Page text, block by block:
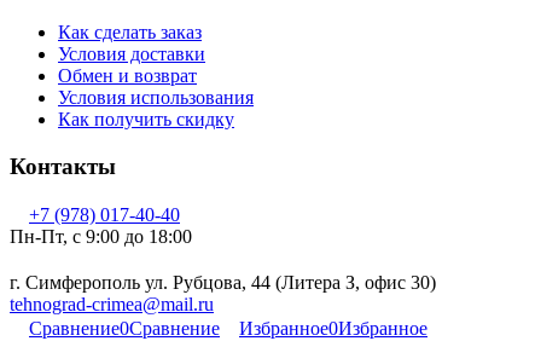
Как сделать заказ
Условия доставки
Обмен и возврат
Условия использования
Как получить скидку
Контакты
+7 (978) 017-40-40
Пн-Пт, c 9:00 до 18:00
г. Симферополь ул. Рубцова, 44 (Литера З, офис 30)
tehnograd-crimea@mail.ru
Сравнение0Сравнение Избранное0Избранное